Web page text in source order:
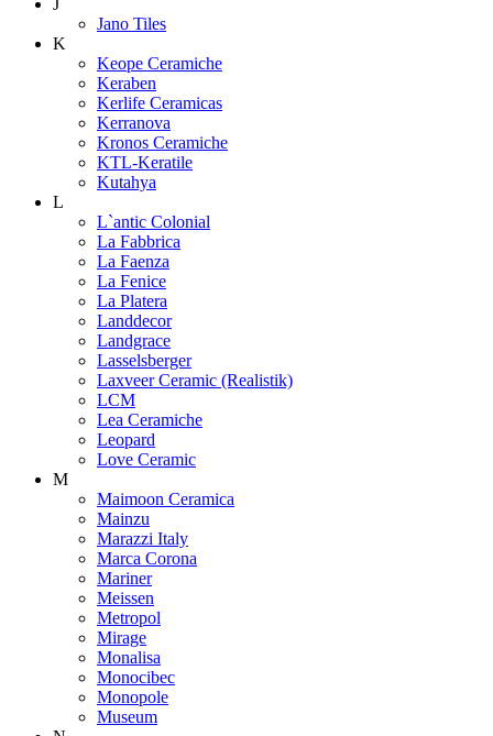
Jano Tiles
K
Keope Ceramiche
Keraben
Kerlife Ceramicas
Kerranova
Kronos Ceramiche
KTL-Keratile
Kutahya
L
L`antic Colonial
La Fabbrica
La Faenza
La Fenice
La Platera
Landdecor
Landgrace
Lasselsberger
Laxveer Ceramic (Realistik)
LCM
Lea Ceramiche
Leopard
Love Ceramic
M
Maimoon Ceramica
Mainzu
Marazzi Italy
Marca Corona
Mariner
Meissen
Metropol
Mirage
Monalisa
Monocibec
Monopole
Museum